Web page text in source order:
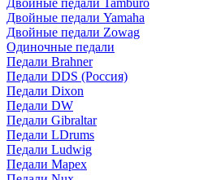
Двойные педали Tamburo
Двойные педали Yamaha
Двойные педали Zowag
Одиночные педали
Педали Brahner
Педали DDS (Россия)
Педали Dixon
Педали DW
Педали Gibraltar
Педали LDrums
Педали Ludwig
Педали Mapex